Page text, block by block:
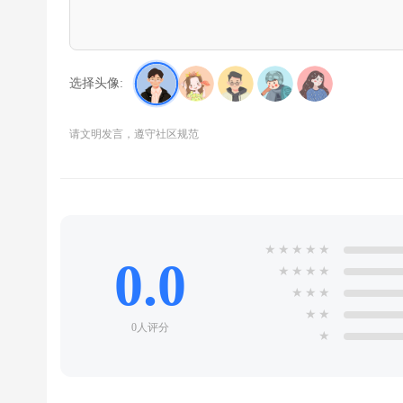
选择头像:
请文明发言，遵守社区规范
0.0
0人评分
★ ★ ★ ★ ★
★ ★ ★ ★
★ ★ ★
★ ★
★